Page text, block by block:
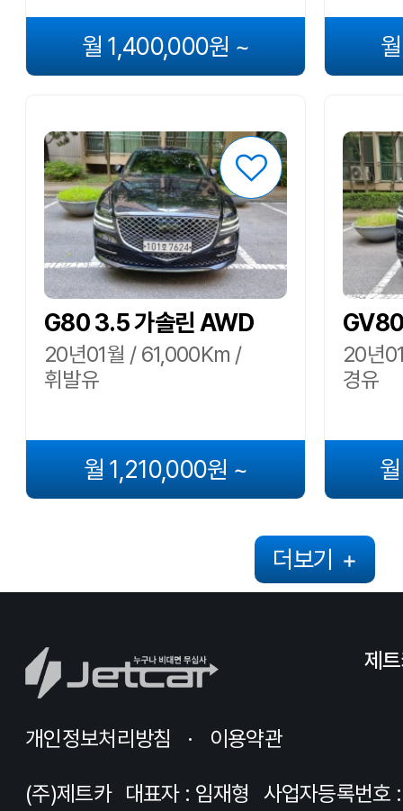
월 1,400,000원 ~
G80 3.5 가솔린 AWD
20년01월 / 61,000Km /
휘발유
월 1,210,000원 ~
20년
경유
더보기 +
제
개인정보처리방침 이용약관
(주)제트카 대표자 : 임재형
사업자등록번